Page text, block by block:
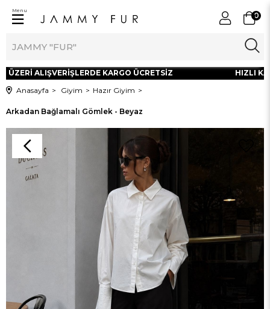
0
Menu
ALIŞVERİŞLERDE KARGO ÜCRETSİZ
HIZLI
Anasayfa
Giyim Hazır Giyim
Arkadan Bağlamalı Gömlek - Beyaz